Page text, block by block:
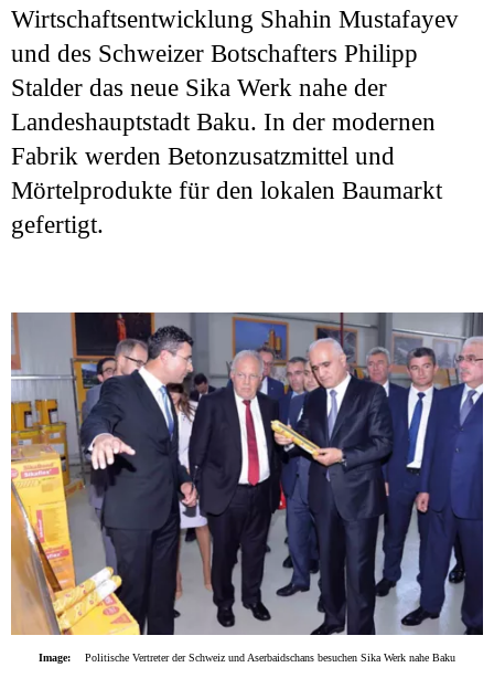
Wirtschaftsentwicklung Shahin Mustafayev
und des Schweizer Botschafters Philipp
Stalder das neue Sika Werk nahe der
Landeshauptstadt Baku. In der modernen
Fabrik werden Betonzusatzmittel und
Mörtelprodukte für den lokalen Baumarkt
gefertigt.
Image: Politische Vertreter der Schweiz und Aserbaidschans besuchen Sika Werk nahe Baku